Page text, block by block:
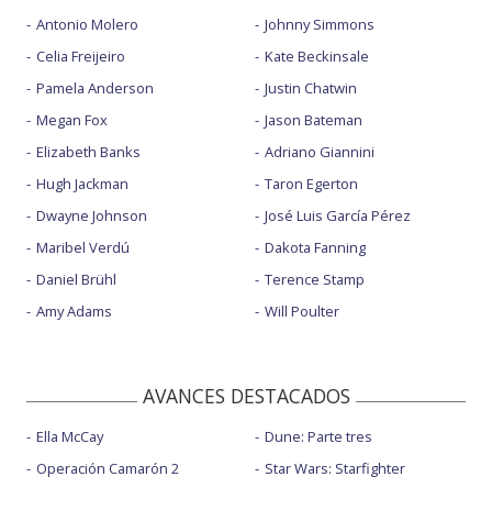
Antonio Molero
Celia Freijeiro
Pamela Anderson
Megan Fox
Elizabeth Banks
Hugh Jackman
Dwayne Johnson
Maribel Verdú
Daniel Brühl
Amy Adams
Johnny Simmons
Kate Beckinsale
Justin Chatwin
Jason Bateman
Adriano Giannini
Taron Egerton
José Luis García Pérez
Dakota Fanning
Terence Stamp
Will Poulter
AVANCES DESTACADOS
Ella McCay
Operación Camarón 2
Dune: Parte tres
Star Wars: Starfighter